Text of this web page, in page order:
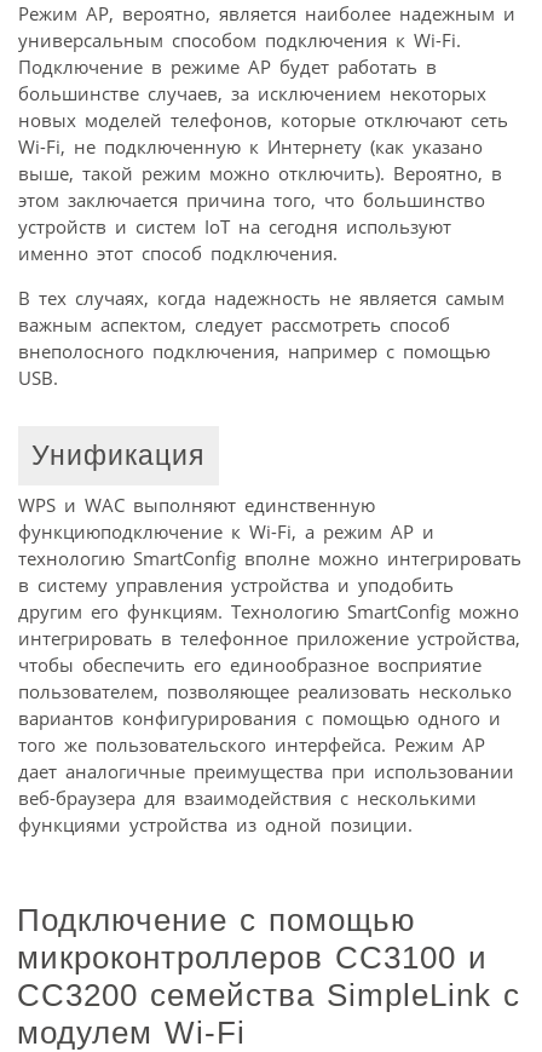
Режим AP, вероятно, является наиболее надежным и
универсальным способом подключения к Wi-Fi.
Подключение в режиме AP будет работать в
большинстве случаев, за исключением некоторых
новых моделей телефонов, которые отключают сеть
Wi-Fi, не подключенную к Интернету (как указано
выше, такой режим можно отключить). Вероятно, в
этом заключается причина того, что большинство
устройств и систем IoT на сегодня используют
именно этот способ подключения.
В тех случаях, когда надежность не является самым
важным аспектом, следует рассмотреть способ
внеполосного подключения, например с помощью
USB.
Унификация
WPS и WAC выполняют единственную
функциюподключение к Wi-Fi, а режим AP и
технологию SmartConfig вполне можно интегрировать
в систему управления устройства и уподобить
другим его функциям. Технологию SmartConfig можно
интегрировать в телефонное приложение устройства,
чтобы обеспечить его единообразное восприятие
пользователем, позволяющее реализовать несколько
вариантов конфигурирования с помощью одного и
того же пользовательского интерфейса. Режим AP
дает аналогичные преимущества при использовании
веб-браузера для взаимодействия с несколькими
функциями устройства из одной позиции.
Подключение с помощью
микроконтроллеров CC3100 и
CC3200 семейства SimpleLink с
модулем Wi-Fi